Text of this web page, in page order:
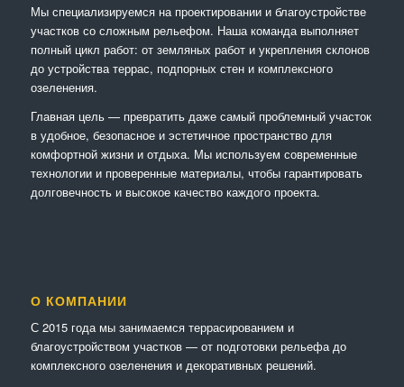
Мы специализируемся на проектировании и благоустройстве
участков со сложным рельефом. Наша команда выполняет
полный цикл работ: от земляных работ и укрепления склонов
до устройства террас, подпорных стен и комплексного
озеленения.
Главная цель — превратить даже самый проблемный участок
в удобное, безопасное и эстетичное пространство для
комфортной жизни и отдыха. Мы используем современные
технологии и проверенные материалы, чтобы гарантировать
долговечность и высокое качество каждого проекта.
О КОМПАНИИ
С 2015 года мы занимаемся террасированием и
благоустройством участков — от подготовки рельефа до
комплексного озеленения и декоративных решений.